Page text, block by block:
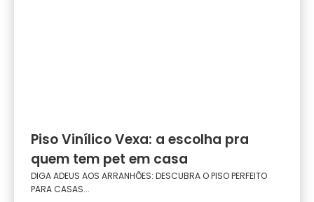
Piso Vinílico Vexa: a escolha pra
quem tem pet em casa
DIGA ADEUS AOS ARRANHÕES: DESCUBRA O PISO PERFEITO
PARA CASAS...